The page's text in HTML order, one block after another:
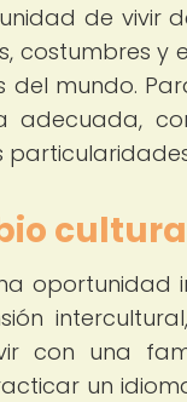
de vivir
costumbres y
mundo.
oportunidad
con una
un